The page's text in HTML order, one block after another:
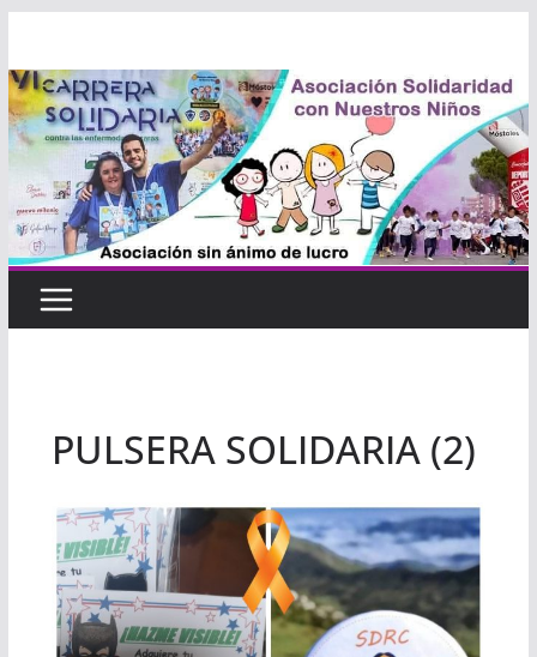
contenido
PULSERA SOLIDARIA (2)